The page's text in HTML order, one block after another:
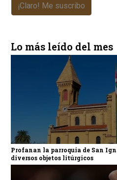
¡Claro! Me suscribo
Lo más leído del mes
Profanan la parroquia de San
diversos objetos litúrgicos